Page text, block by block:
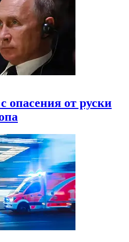
опасения от руски